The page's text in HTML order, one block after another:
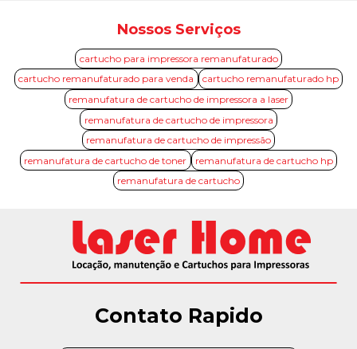
Nossos Serviços
cartucho para impressora remanufaturado
cartucho remanufaturado para venda
cartucho remanufaturado hp
remanufatura de cartucho de impressora a laser
remanufatura de cartucho de impressora
remanufatura de cartucho de impressão
remanufatura de cartucho de toner
remanufatura de cartucho hp
remanufatura de cartucho
Contato Rapido